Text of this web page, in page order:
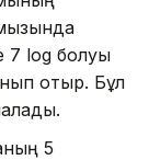
7 log болуы
отыр. Бұл
5